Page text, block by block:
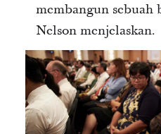
membangun sebuah
Nelson menjelaskan.